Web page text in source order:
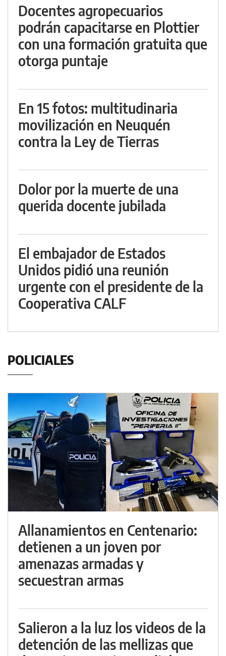
Docentes agropecuarios
podrán capacitarse en Plottier
con una formación gratuita que
otorga puntaje
En 15 fotos: multitudinaria
movilización en Neuquén
contra la Ley de Tierras
Dolor por la muerte de una
querida docente jubilada
El embajador de Estados
Unidos pidió una reunión
urgente con el presidente de la
Cooperativa CALF
POLICIALES
Allanamientos en Centenario:
detienen a un joven por
amenazas armadas y
secuestran armas
Salieron a la luz los videos de la
detención de las mellizas que